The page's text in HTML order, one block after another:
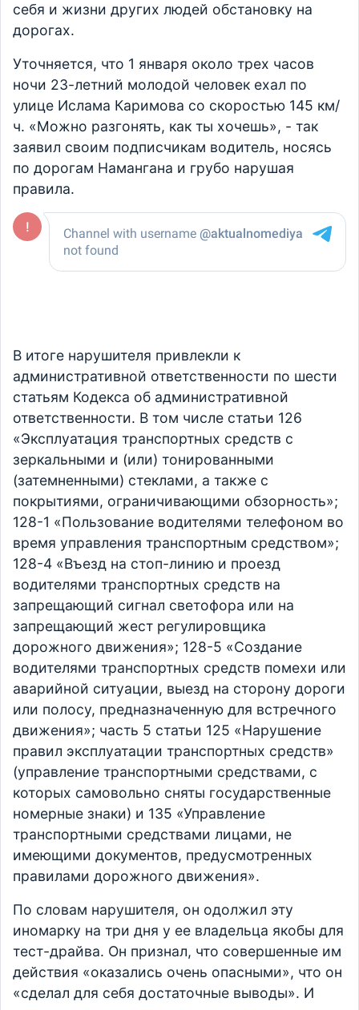
себя и жизни других людей обстановку на
дорогах.
Уточняется, что 1 января около трех часов
ночи 23-летний молодой человек ехал по
улице Ислама Каримова со скоростью 145 км/
ч. «Можно разгонять, как ты хочешь», - так
заявил своим подписчикам водитель, носясь
по дорогам Намангана и грубо нарушая
правила.
В итоге нарушителя привлекли к
административной ответственности по шести
статьям Кодекса об административной
ответственности. В том числе статьи 126
«Эксплуатация транспортных средств с
зеркальными и (или) тонированными
(затемненными) стеклами, а также с
покрытиями, ограничивающими обзорность»;
128-1 «Пользование водителями телефоном во
время управления транспортным средством»;
128-4 «Въезд на стоп-линию и проезд
водителями транспортных средств на
запрещающий сигнал светофора или на
запрещающий жест регулировщика
дорожного движения»; 128-5 «Создание
водителями транспортных средств помехи или
аварийной ситуации, выезд на сторону дороги
или полосу, предназначенную для встречного
движения»; часть 5 статьи 125 «Нарушение
правил эксплуатации транспортных средств»
(управление транспортными средствами, с
которых самовольно сняты государственные
номерные знаки) и 135 «Управление
транспортными средствами лицами, не
имеющими документов, предусмотренных
правилами дорожного движения».
По словам нарушителя, он одолжил эту
иномарку на три дня у ее владельца якобы для
тест-драйва. Он признал, что совершенные им
действия «оказались очень опасными», что он
«сделал для себя достаточные выводы». И